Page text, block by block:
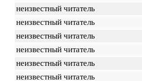
неизвестный читатель
неизвестный читатель
неизвестный читатель
неизвестный читатель
неизвестный читатель
неизвестный читатель